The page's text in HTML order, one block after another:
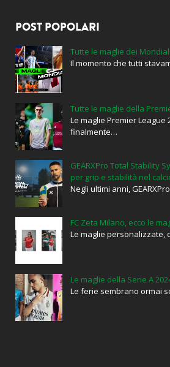
POST POPOLARI
Tutte le maglie dei
Il momento che tutti
Tutte le maglie della
Le maglie Premier League
finalmente…
GEARXPro Total Stability
per grip e stabilità nel
Negli ultimi anni,
FC Zeta Milano, ecco le
Le maglie personalizzate,
Le maglie della Serie A
Le ferie sembrano ormai